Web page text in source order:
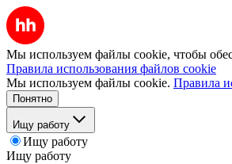
Мы используем файлы cookie, чтобы
Правила использования файлов cookie
Мы используем файлы cookie. Правила
Понятно
Ищу работу
Ищу работу
Ищу работу